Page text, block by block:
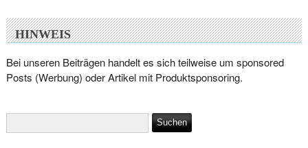
HINWEIS
Bei unseren Beiträgen handelt es sich teilweise um sponsored
Posts (Werbung) oder Artikel mit Produktsponsoring.